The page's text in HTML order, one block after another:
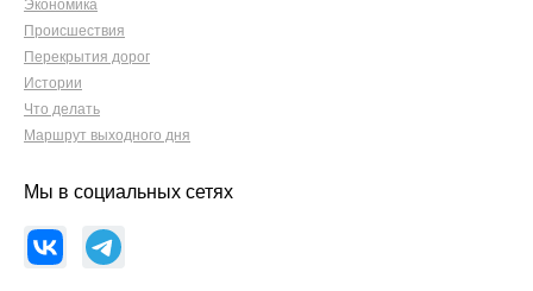
Экономика
Происшествия
Перекрытия дорог
Истории
Что делать
Маршрут выходного дня
Мы в социальных сетях